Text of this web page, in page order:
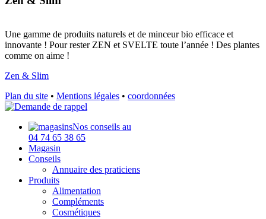
Une gamme de produits naturels et de minceur bio efficace et
innovante ! Pour rester ZEN et SVELTE toute l’année ! Des plantes
comme on aime !
Zen & Slim
Plan du site • Mentions légales • coordonnées
Nos conseils au
04 74 65 38 65
Magasin
Conseils
Annuaire des praticiens
Produits
Alimentation
Compléments
Cosmétiques